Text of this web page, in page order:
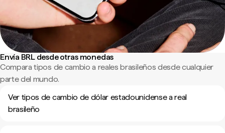
Envía BRL desde otras monedas
Compara tipos de cambio a reales brasileños desde cualquier
parte del mundo.
Ver tipos de cambio de dólar estadounidense a real
brasileño